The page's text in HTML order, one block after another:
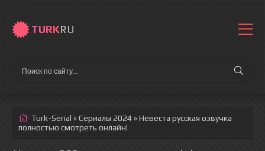
TURKRU
Turk-Serial »Сериалы 2024 » Невеста русская озвучка
полностью смотреть онлайн!